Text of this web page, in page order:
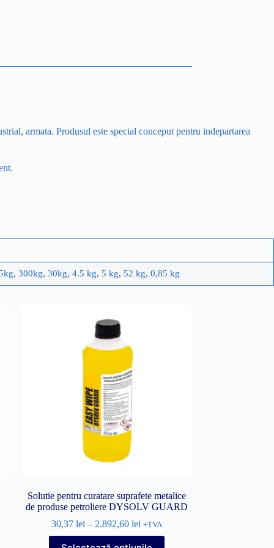
armata. Produsul este special conceput pentru indepartarea
300kg, 30kg, 4.5 kg, 5 kg, 52 kg, 0,85 kg
Solutie pentru curatare suprafete metalice
de produse petroliere DYSOLV GUARD
30,37lei – 2.892,60lei +TVA